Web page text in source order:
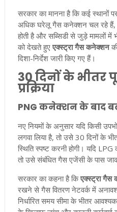
सरकार का मानना है कि कई स्थानों
अधिक घरेलू गैस कनेक्शन चल रहे हैं,
होती है और सब्सिडी से जुड़े मामलों में
को देखते हुए एक्स्ट्रा गैस कनेक्शन
दिशा-निर्देश जारी किए गए हैं।
30 दिनों के भीतर
प्रक्रिया
PNG कनेक्शन के बाद
नए नियमों के अनुसार यदि किसी
लगवा लिया है, तो उसे 30 दिनों के
स्थिति स्पष्ट करनी होगी। यदि
तो उसे संबंधित गैस एजेंसी के पास
सरकार का कहना है किएक्स्ट्रा
रखने से गैस वितरण नेटवर्क में
निर्धारित समय सीमा के भीतर